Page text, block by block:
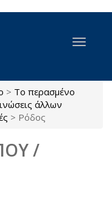
Toggle
> Το περασμένο
άλλων
> Ρόδος
/